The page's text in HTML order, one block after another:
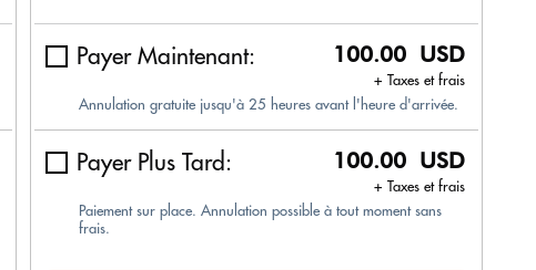
Payer Maintenant: 100.00 USD
+ Taxes et frais
Annulation gratuite jusqu'à 25 heures avant l'heure d'arrivée.
Payer Plus Tard: 100.00 USD
+ Taxes et frais
Paiement sur place. Annulation possible à tout moment sans
frais.